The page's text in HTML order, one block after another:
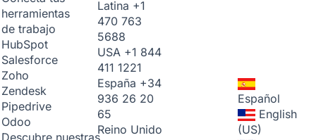
herramientas
de trabajo
HubSpot
Salesforce
Zoho
Zendesk
Pipedrive
Odoo
Descubre nuestras
Latina +1
470 763
5688
USA +1 844
411 1221
España +34
936 26 20
65
Reino Unido
Español
English
(US)